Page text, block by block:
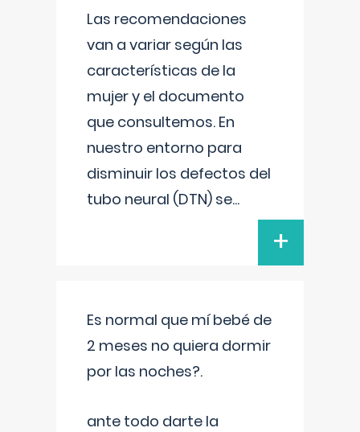
Las recomendaciones
van a variar según las
características de la
mujer y el documento
que consultemos. En
nuestro entorno para
disminuir los defectos del
tubo neural (DTN) se...
+
Es normal que mí bebé de
2 meses no quiera dormir
por las noches?.
ante todo darte la